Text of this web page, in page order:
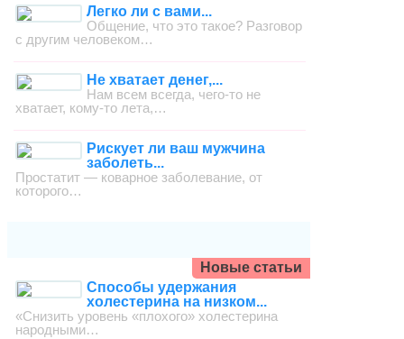
Легко ли с вами...
Общение, что это такое? Разговор
с другим человеком…
Не хватает денег,...
Нам всем всегда, чего-то не
хватает, кому-то лета,…
Рискует ли ваш мужчина
заболеть...
Простатит — коварное заболевание, от
которого…
Новые статьи
Способы удержания
холестерина на низком...
«Снизить уровень «плохого» холестерина
народными…